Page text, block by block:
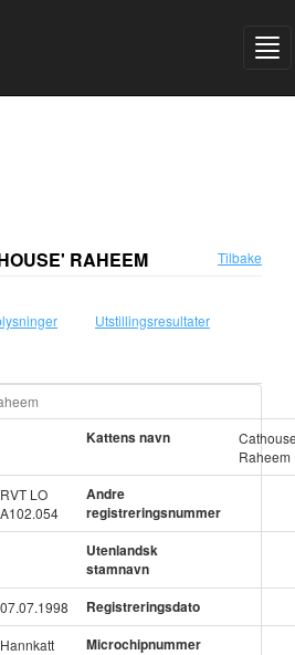
RAHEEM Tilbake
Utstillingsresultater
Kattens navn
Raheem
RVT LO
A102.054
Andre
registreringsnummer
Utenlandsk
stamnavn
07.07.1998
Registreringsdato
Hannkatt
Microchipnummer